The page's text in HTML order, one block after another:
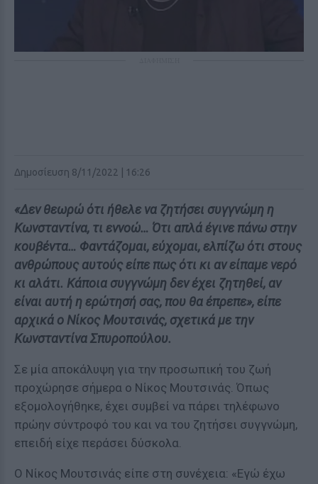
Δημοσίευση 8/11/2022 | 16:26
«Δεν θεωρώ ότι ήθελε να ζητήσει συγγνώμη η
Κωνσταντίνα, τι εννοώ… Ότι απλά έγινε πάνω στην
κουβέντα… Φαντάζομαι, εύχομαι, ελπίζω ότι στους
ανθρώπους αυτούς είπε πως ότι κι αν είπαμε νερό
κι αλάτι. Κάποια συγγνώμη δεν έχει ζητηθεί, αν
είναι αυτή η ερώτησή σας, που θα έπρεπε», είπε
αρχικά ο Νίκος Μουτσινάς, σχετικά με την
Κωνσταντίνα Σπυροπούλου.
Σε μία αποκάλυψη για την προσωπική του ζωή
προχώρησε σήμερα ο Νίκος Μουτσινάς. Όπως
εξομολογήθηκε, έχει συμβεί να πάρει τηλέφωνο
πρώην σύντροφό του και να του ζητήσει συγγνώμη,
επειδή είχε περάσει δύσκολα.
O Νίκος Μουτσινάς είπε στη συνέχεια: «Εγώ έχω